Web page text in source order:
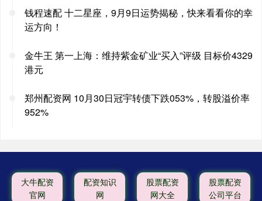
钱程速配 十二星座，9月9日运势揭秘，快来看看你的幸
运方向！
金牛王 第一上海：维持紫金矿业“买入”评级 目标价4329
港元
郑州配资网 10月30日冠宇转债下跌053%，转股溢价率
952%
大牛配资
官网
配资知识
网
股票配资
网大全
股票配资
公司平台